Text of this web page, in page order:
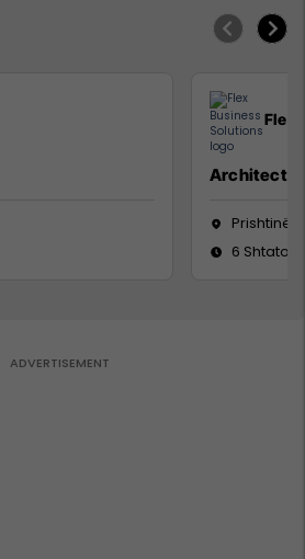
Flex
Architect
Prishtinë
6 Shtator